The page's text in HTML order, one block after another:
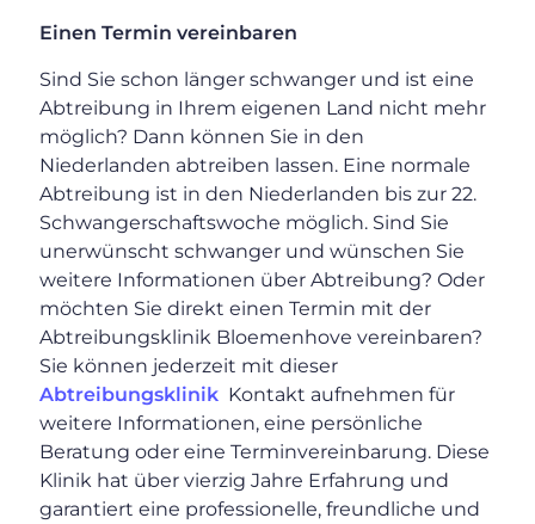
Einen Termin vereinbaren
Sind Sie schon länger schwanger und ist eine
Abtreibung in Ihrem eigenen Land nicht mehr
möglich? Dann können Sie in den
Niederlanden abtreiben lassen. Eine normale
Abtreibung ist in den Niederlanden bis zur 22.
Schwangerschaftswoche möglich. Sind Sie
unerwünscht schwanger und wünschen Sie
weitere Informationen über Abtreibung? Oder
möchten Sie direkt einen Termin mit der
Abtreibungsklinik Bloemenhove vereinbaren?
Sie können jederzeit mit dieser
Abtreibungsklinik Kontakt aufnehmen für
weitere Informationen, eine persönliche
Beratung oder eine Terminvereinbarung. Diese
Klinik hat über vierzig Jahre Erfahrung und
garantiert eine professionelle, freundliche und